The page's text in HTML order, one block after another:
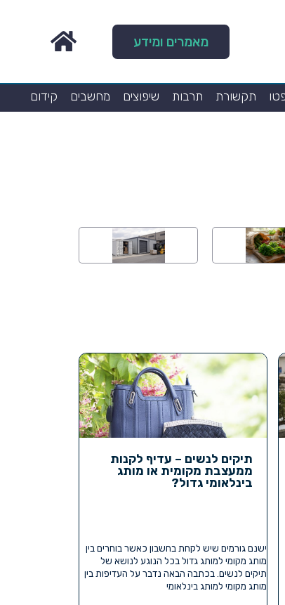
מאמרים ומידע
תקשורת תרבות שיפוצים מחשבים קידום
תיקים לנשים – עדיף לקנות
ממעצבת מקומית או מותג
בינלאומי גדול?
ישנם גורמים שיש לקחת בחשבון כאשר בוחרים בין
מותג מקומי למותג גדול בכל הנוגע לנושא של
תיקים לנשים. בכתבה הבאה נדבר על העדיפות בין
מותג מקומי למותג בינלאומי